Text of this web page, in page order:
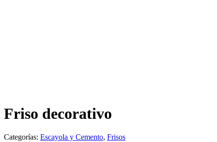
Friso decorativo
Categorías: Escayola y Cemento, Frisos